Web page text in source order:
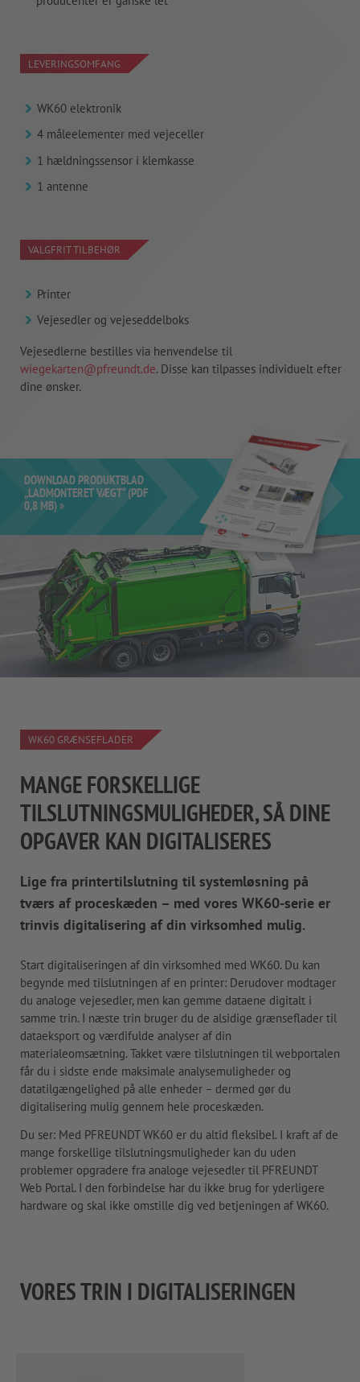
LEVERINGSOMFANG
WK60 elektronik
4 måleelementer med vejeceller
1 hældningssensor i klemkasse
1 antenne
VALGFRIT TILBEHØR
Printer
Vejesedler og vejeseddelboks
Vejesedlerne bestilles via henvendelse til
wiegekarten@pfreundt.de. Disse kan tilpasses individuelt efter
dine ønsker.
DOWNLOAD PRODUKTBLAD
„LADMONTERET VÆGT“ (PDF
0,8 MB) »
WK60 GRÆNSEFLADER
MANGE FORSKELLIGE
TILSLUTNINGSMULIGHEDER, SÅ DINE
OPGAVER KAN DIGITALISERES
Lige fra printertilslutning til systemløsning på
tværs af proceskæden – med vores WK60-serie er
trinvis digitalisering af din virksomhed mulig.
Start digitaliseringen af din virksomhed med WK60. Du kan
begynde med tilslutningen af en printer: Derudover modtager
du analoge vejesedler, men kan gemme dataene digitalt i
samme trin. I næste trin bruger du de alsidige grænseflader til
dataeksport og værdifulde analyser af din
materialeomsætning. Takket være tilslutningen til webportalen
får du i sidste ende maksimale analysemuligheder og
datatilgængelighed på alle enheder – dermed gør du
digitalisering mulig gennem hele proceskæden.
Du ser: Med PFREUNDT WK60 er du altid fleksibel. I kraft af de
mange forskellige tilslutningsmuligheder kan du uden
problemer opgradere fra analoge vejesedler til PFREUNDT
Web Portal. I den forbindelse har du ikke brug for yderligere
hardware og skal ikke omstille dig ved betjeningen af WK60.
VORES TRIN I DIGITALISERINGEN